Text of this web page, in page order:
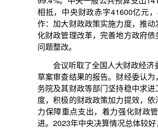
受国务院委托，审计署审计长侯凯作了关于
支的审计工作报告。在报告了中央财政管理、中央
生资金、国有资产管理等方面的审计情况，以及重大
提出了五项审计建议：强化宏观政策统筹兼顾，更
革，健全完善相关体制机制；持续加力化解重大经济
监督，进一步严肃财经纪律。
受国务院委托，国家发展和改革委员会副主任
况的报告。在报告了党的十八大以来促进民营经济
展面临的机遇和挑战后，报告提出了进一步促进民
民营经济发展环境，加大民营经济发展要素支持，
政策协调和督导落实，推动民营企业加强能力建设